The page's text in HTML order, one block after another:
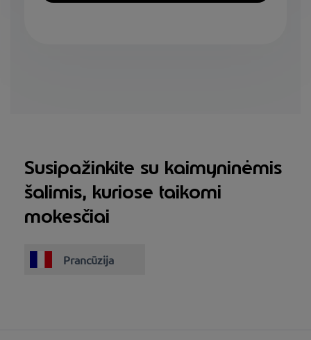
Susipažinkite su kaimyninėmis
šalimis, kuriose taikomi
mokesčiai
Prancūzija